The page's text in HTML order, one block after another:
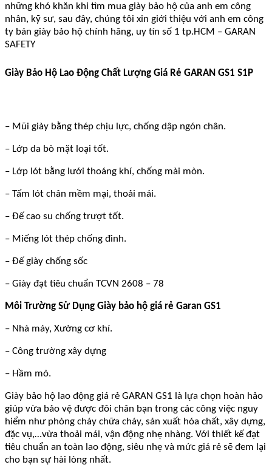
những khó khăn khi tìm mua giày bảo hộ của anh em công
nhân, kỹ sư, sau đây, chúng tôi xin giới thiệu với anh em công
ty bán giày bảo hộ chính hãng, uy tín số 1 tp.HCM – GARAN
SAFETY
Giày Bảo Hộ Lao Động Chất Lượng Giá Rẻ GARAN GS1 S1P
– Mũi giày bằng thép chịu lực, chống dập ngón chân.
– Lớp da bò mặt loại tốt.
– Lớp lót bằng lưới thoáng khí, chống mài mòn.
– Tấm lót chân mềm mại, thoải mái.
– Đế cao su chống trượt tốt.
– Miếng lót thép chống đinh.
– Đế giày chống sốc
– Giày đạt tiêu chuẩn TCVN 2608 – 78
Môi Trường Sử Dụng Giày bảo hộ giá rẻ Garan GS1
– Nhà máy, Xưởng cơ khí.
– Công trường xây dựng
– Hầm mỏ.
Giày bảo hộ lao động giá rẻ GARAN GS1 là lựa chọn hoàn hảo
giúp vừa bảo vệ được đôi chân bạn trong các công việc nguy
hiểm như phòng cháy chữa cháy, sản xuất hóa chất, xây dựng,
đặc vụ,…vừa thoải mái, vận động nhẹ nhàng. Với thiết kế đạt
tiêu chuẩn an toàn lao động, siêu nhẹ và mức giá rẻ sẽ đem lại
cho bạn sự hài lòng nhất.